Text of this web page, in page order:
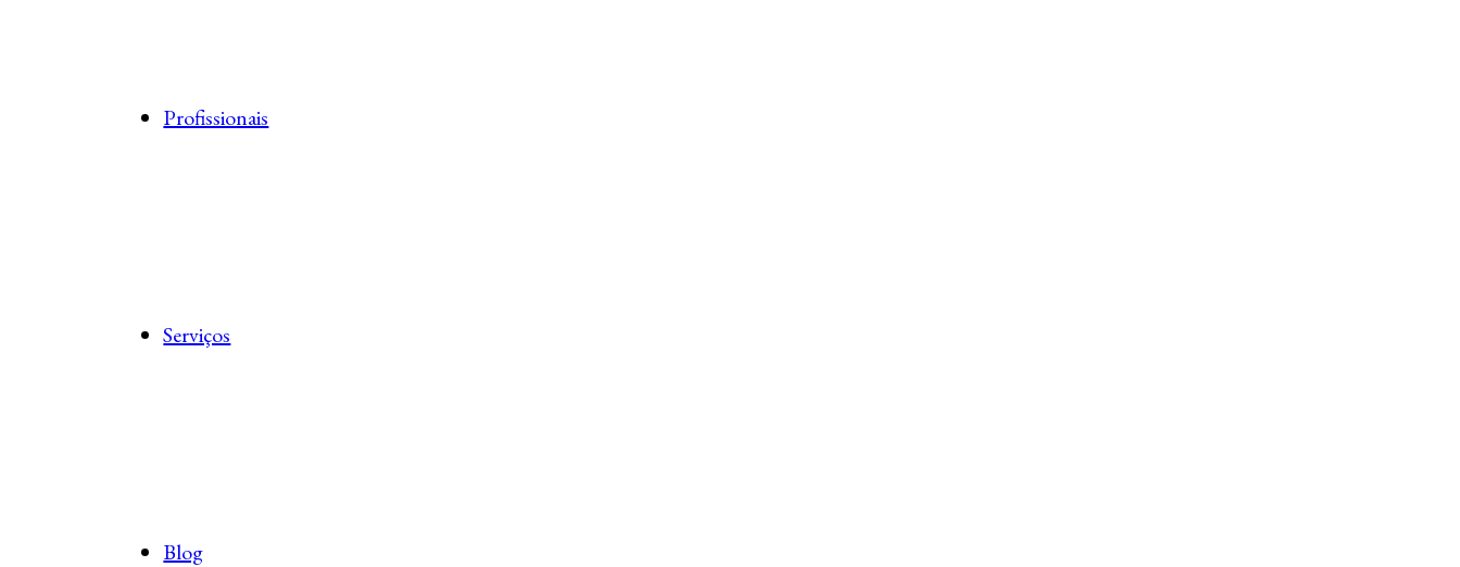
Profissionais
Serviços
Blog